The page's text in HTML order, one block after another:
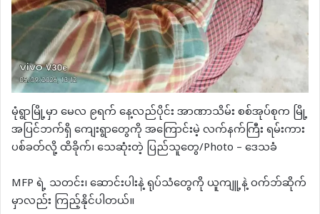
မုံရွာမြို့မှာ မေလ ၉ရက် နေ့လည်ပိုင်း အာဏာသိမ်း စစ်အုပ်စုက မြို့
အပြင်ဘက်ရှိ ကျေးရွာတွေကို အကြောင်းမဲ့ လက်နက်ကြီး ရမ်းကား
ပစ်ခတ်လို့ ထိခိုက်၊ သေဆုံးတဲ့ ပြည်သူတွေ/Photo – ဒေသခံ
MFP ရဲ့ သတင်း၊ ဆောင်းပါးနဲ့ ရုပ်သံတွေကို ယူကျူ့နဲ့ ဝက်ဘ်ဆိုက်
မှာလည်း ကြည့်နိုင်ပါတယ်။